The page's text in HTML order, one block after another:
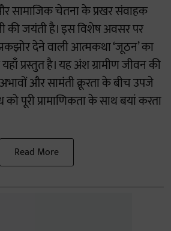
सामाजिक चेतना के प्रखर संवाहक
की जयंती है। इस विशेष अवसर पर
देने वाली आत्मकथा ‘जूठन’ का
प्रस्तुत है। यह अंश ग्रामीण जीवन की
और सामंती क्रूरता के बीच उपजे
को पूरी प्रामाणिकता के साथ बयां करता
Read More